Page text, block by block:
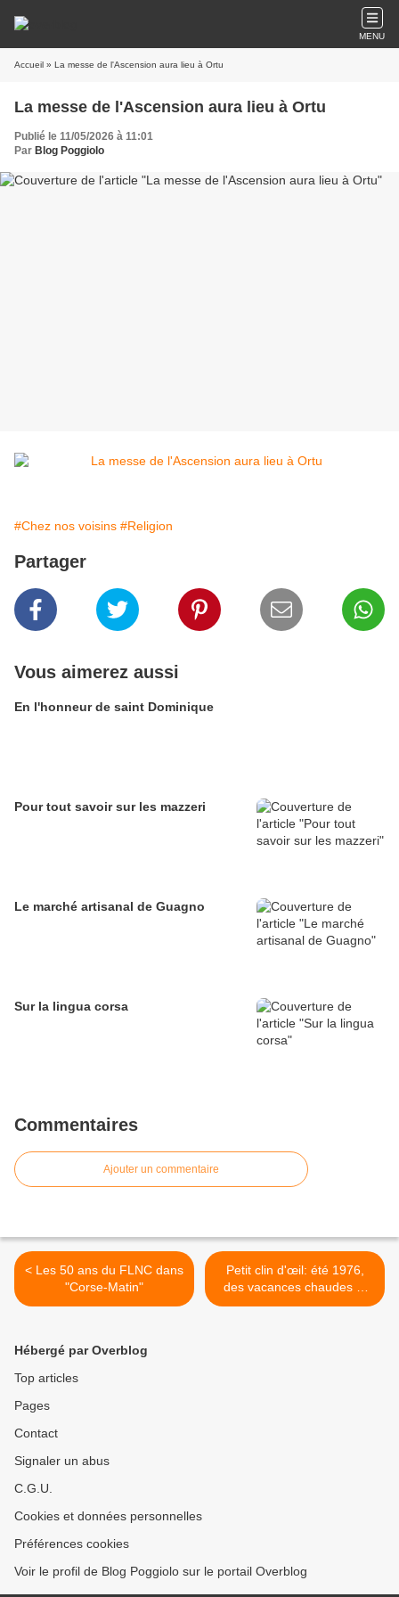
MENU
Accueil » La messe de l'Ascension aura lieu à Ortu
La messe de l'Ascension aura lieu à Ortu
Publié le 11/05/2026 à 11:01
Par Blog Poggiolo
#Chez nos voisins #Religion
Partager
Vous aimerez aussi
En l'honneur de saint Dominique
Pour tout savoir sur les mazzeri
Le marché artisanal de Guagno
Sur la lingua corsa
Commentaires
Ajouter un commentaire
< Les 50 ans du FLNC dans
"Corse-Matin"
Petit clin d'œil: été 1976,
des vacances chaudes et
sans crainte >
Hébergé par Overblog
Top articles
Pages
Contact
Signaler un abus
C.G.U.
Cookies et données personnelles
Préférences cookies
Voir le profil de Blog Poggiolo sur le portail Overblog